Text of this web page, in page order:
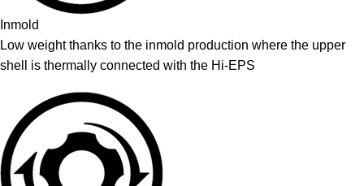
Inmold
Low weight thanks to the inmold production where the upper
shell is thermally connected with the Hi-EPS